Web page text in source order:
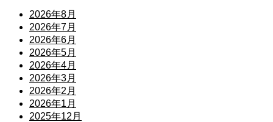
2026年8月
2026年7月
2026年6月
2026年5月
2026年4月
2026年3月
2026年2月
2026年1月
2025年12月